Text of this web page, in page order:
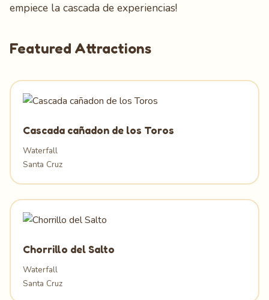
empiece la cascada de experiencias!
Featured Attractions
Cascada cañadon de los Toros
Waterfall
Santa Cruz
Chorrillo del Salto
Waterfall
Santa Cruz